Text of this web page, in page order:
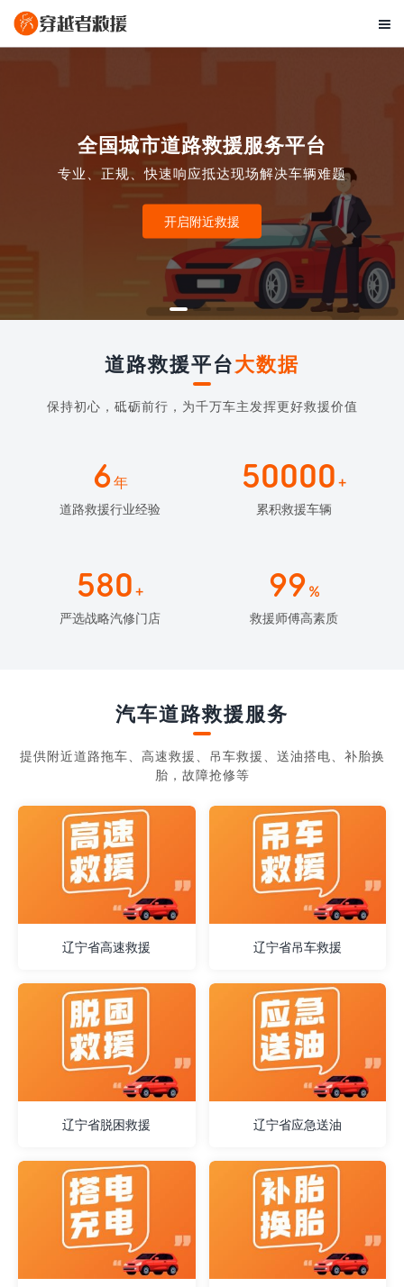

全国城市道路救援服务平台
专业、正规、快速响应抵达现场解决车辆难题
开启附近救援
道路救援平台大数据
保持初心，砥砺前行，为千万车主发挥更好救援价值
6年
道路救援行业经验
50000 +
累积救援车辆
580 +
严选战略汽修门店
99 %
救援师傅高素质
汽车道路救援服务
提供附近道路拖车、高速救援、吊车救援、送油搭电、补胎换
胎，故障抢修等
辽宁省高速救援 辽宁省吊车救援
辽宁省脱困救援 辽宁省应急送油